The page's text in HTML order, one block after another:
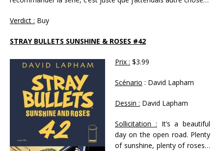
Verdict : Buy
STRAY BULLETS SUNSHINE & ROSES #42
Prix : $3.99
Scénario : David Lapham
Dessin : David Lapham
Sollicitation : It’s a beautiful
day on the open road. Plenty
of sunshine, plenty of roses…